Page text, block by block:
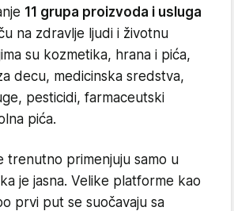
11 grupa proizvoda i usluga
na zdravlje ljudi i životnu
su kozmetika, hrana i pića,
decu, medicinska sredstva,
pesticidi, farmaceutski
pića.
trenutno primenjuju samo u
je jasna. Velike platforme kao
prvi put se suočavaju sa